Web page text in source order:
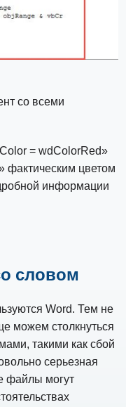
со всеми
= wdColorRed»
фактическим цветом
информации
словом
Word. Тем не
можем столкнуться
такими как сбой
серьезная
файлы могут